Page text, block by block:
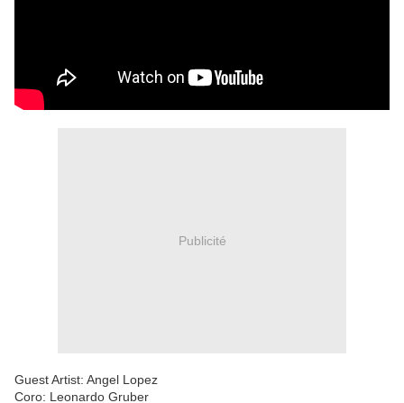
Publicité
Guest Artist: Angel Lopez
Coro: Leonardo Gruber